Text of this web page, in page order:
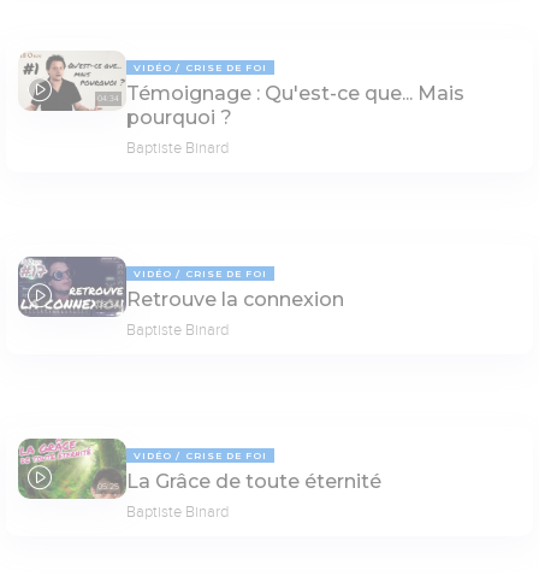
04:34
VIDÉO CRISE DE FOI
Témoignage : Qu'est-ce que... Mais
pourquoi ?
Baptiste Binard
08:34
VIDÉO CRISE DE FOI
Retrouve la connexion
Baptiste Binard
05:25
VIDÉO CRISE DE FOI
La Grâce de toute éternité
Baptiste Binard